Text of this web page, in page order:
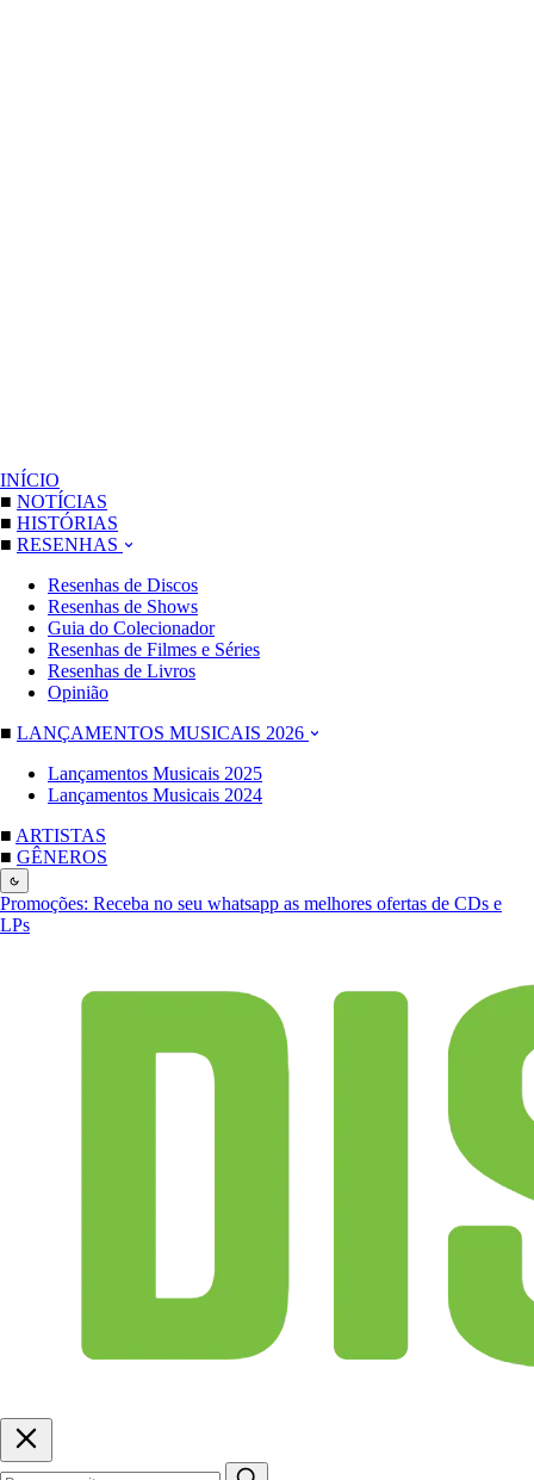
INÍCIO
■ NOTÍCIAS
■ HISTÓRIAS
■ RESENHAS
Resenhas de Discos
Resenhas de Shows
Guia do Colecionador
Resenhas de Filmes e Séries
Resenhas de Livros
Opinião
■ LANÇAMENTOS MUSICAIS 2026
Lançamentos Musicais 2025
Lançamentos Musicais 2024
■ ARTISTAS
■ GÊNEROS
Promoções: Receba no seu whatsapp as melhores ofertas de CDs e
LPs